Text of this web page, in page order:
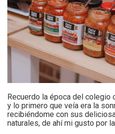
Recuerdo la época del colegio
y lo primero que veía era la
recibiéndome con sus
naturales, de ahí mi gusto por